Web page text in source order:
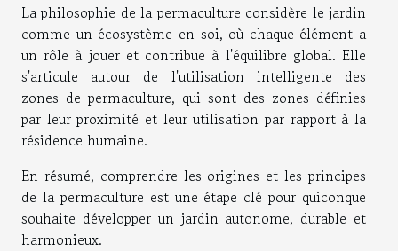
La philosophie de la permaculture considère le jardin
comme un écosystème en soi, où chaque élément a
un rôle à jouer et contribue à l'équilibre global. Elle
s'articule autour de l'utilisation intelligente des
zones de permaculture, qui sont des zones définies
par leur proximité et leur utilisation par rapport à la
résidence humaine.
En résumé, comprendre les origines et les principes
de la permaculture est une étape clé pour quiconque
souhaite développer un jardin autonome, durable et
harmonieux.